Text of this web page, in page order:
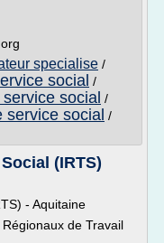
specialise /
social /
social /
social /
(IRTS)
- Aquitaine
de Travail